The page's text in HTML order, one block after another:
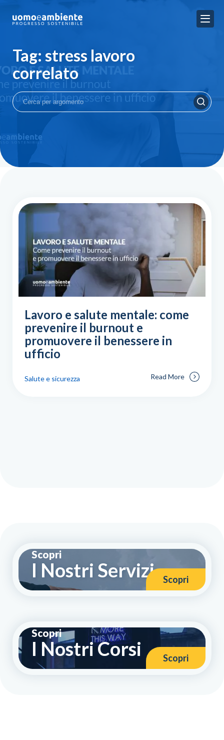
Tag: stress lavoro
correlato
Lavoro e salute mentale: come
prevenire il burnout e
promuovere il benessere in
ufficio
Salute e sicurezza Read More
Scopri
I Nostri Servizi Scopri
Scopri
I Nostri Corsi Scopri